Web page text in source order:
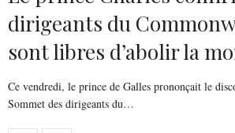
dirigeants du
sont libres d’abolir la
Ce vendredi, le prince de Galles prononçait le
Sommet des dirigeants du…